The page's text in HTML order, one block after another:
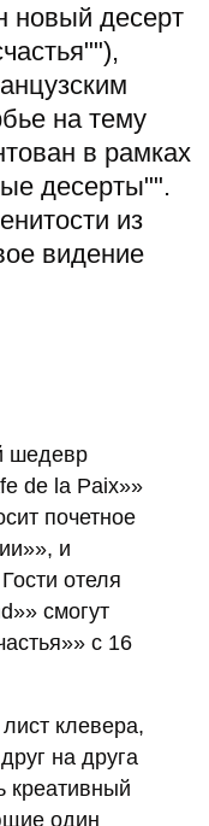
новый десерт
на тему
в рамках
десерты"".
из
видение
шедевр
de la Paix»»
почетное
и
отеля
смогут
с 16
клевера,
на друга
креативный
один